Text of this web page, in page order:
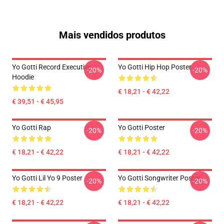
Mais vendidos produtos
Yo Gotti Record Executive
Hoodie
€ 39,51 - € 45,95
-20% Yo Gotti Hip Hop Poster
€ 18,21 - € 42,22
-20%
Yo Gotti Rap
€ 18,21 - € 42,22
-20% Yo Gotti Poster
€ 18,21 - € 42,22
-20%
Yo Gotti Lil Yo 9 Poster
€ 18,21 - € 42,22
-20% Yo Gotti Songwriter Poster
€ 18,21 - € 42,22
-20%